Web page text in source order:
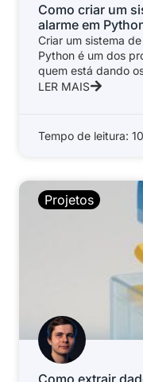
Como criar um
alarme em
Criar um sistema
Python é um dos
quem está dando
LER MAIS
Tempo de leitura:
Projetos
Como extrair